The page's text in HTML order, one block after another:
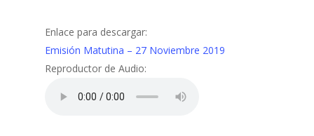
Enlace para descargar:
Emisión Matutina – 27 Noviembre 2019
Reproductor de Audio: